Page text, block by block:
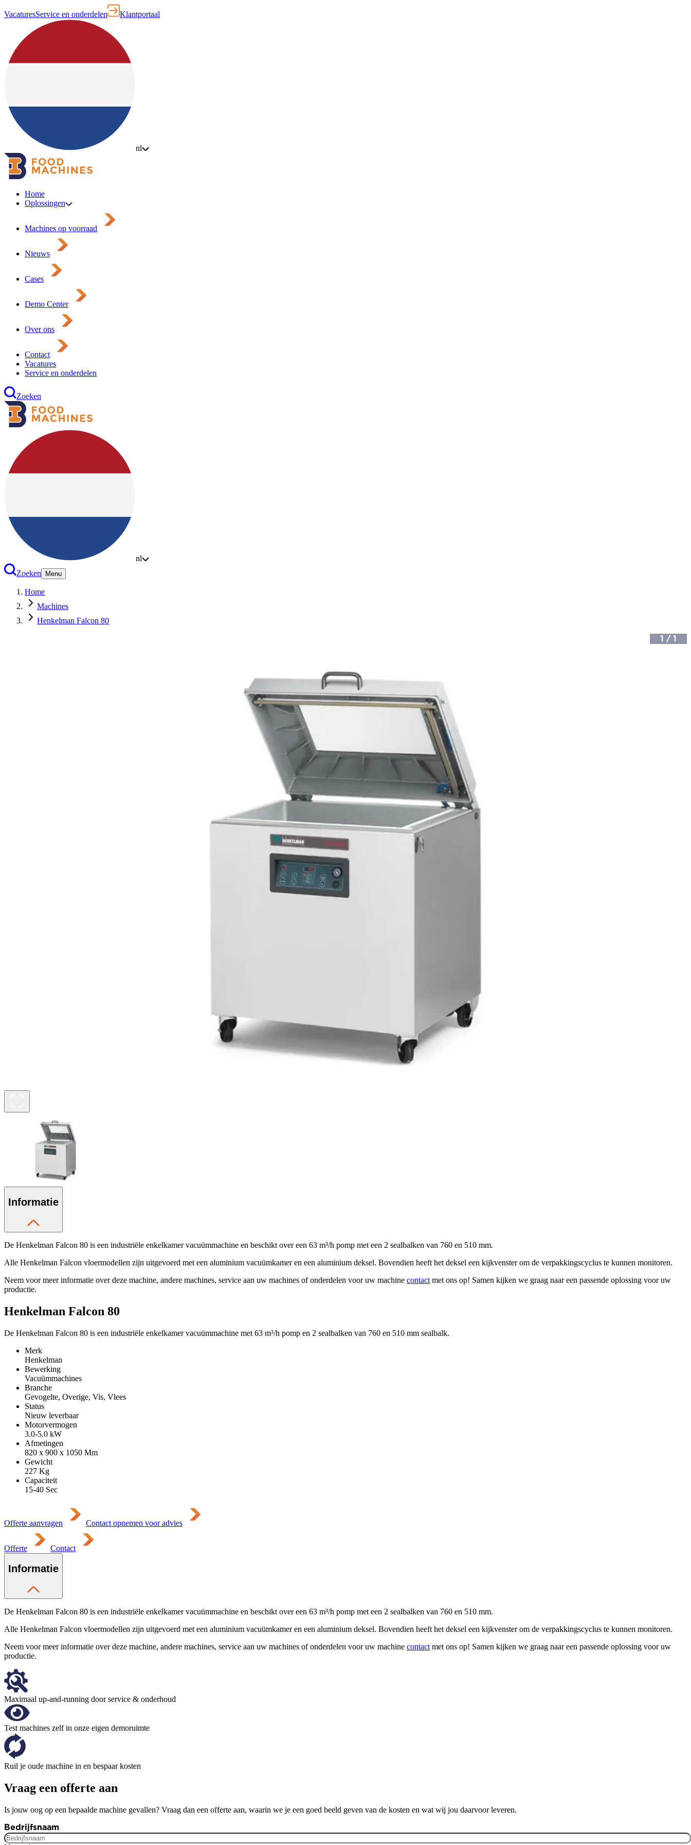
VacaturesService en onderdelen Klantportaal
nl
Home
Oplossingen
Machines op voorraad
Nieuws
Cases
Demo Center
Over ons
Contact
Vacatures
Service en onderdelen
Zoeken
nl
Zoeken
Menu
Home
Machines
Henkelman Falcon 80
1 / 1
Informatie
De Henkelman Falcon 80 is een industriële enkelkamer vacuümmachine en beschikt over een 63 m³/h pomp met een 2 sealbalken van 760 en 510 mm.
Alle Henkelman Falcon vloermodellen zijn uitgevoerd met een aluminium vacuümkamer en een aluminium deksel. Bovendien heeft het deksel een kijkvenster om de verpakkingscyclus te kunnen monitoren.
Neem voor meer informatie over deze machine, andere machines, service aan uw machines of onderdelen voor uw machine contact met ons op! Samen kijken we graag naar een passende oplossing voor uw
productie.
Henkelman Falcon 80
De Henkelman Falcon 80 is een industriële enkelkamer vacuümmachine met 63 m³/h pomp en 2 sealbalken van 760 en 510 mm sealbalk.
Merk
Henkelman
Bewerking
Vacuümmachines
Branche
Gevogelte, Overige, Vis, Vlees
Status
Nieuw leverbaar
Motorvermogen
3.0-5.0 kW
Afmetingen
820 x 900 x 1050 Mm
Gewicht
227 Kg
Capaciteit
15-40 Sec
Offerte aanvragen Contact opnemen voor advies
Offerte Contact
Informatie
De Henkelman Falcon 80 is een industriële enkelkamer vacuümmachine en beschikt over een 63 m³/h pomp met een 2 sealbalken van 760 en 510 mm.
Alle Henkelman Falcon vloermodellen zijn uitgevoerd met een aluminium vacuümkamer en een aluminium deksel. Bovendien heeft het deksel een kijkvenster om de verpakkingscyclus te kunnen monitoren.
Neem voor meer informatie over deze machine, andere machines, service aan uw machines of onderdelen voor uw machine contact met ons op! Samen kijken we graag naar een passende oplossing voor uw
productie.
Maximaal up-and-running door service & onderhoud
Test machines zelf in onze eigen demoruimte
Ruil je oude machine in en bespaar kosten
Vraag een offerte aan
Is jouw oog op een bepaalde machine gevallen? Vraag dan een offerte aan, waarin we je een goed beeld geven van de kosten en wat wij jou daarvoor leveren.
Bedrijfsnaam